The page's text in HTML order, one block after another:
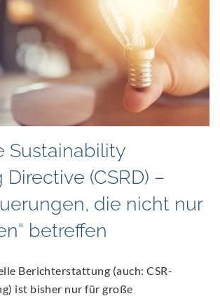
Sustainability
(CSRD) –
die nicht nur
betreffen
Berichterstattung (auch: CSR-
ist bisher nur für große